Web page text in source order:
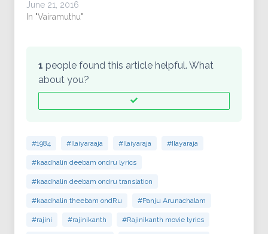
June 21, 2016
In "Vairamuthu"
1 people found this article helpful. What
about you?
#1984 #Ilaiyaraaja #Ilaiyaraja #Ilayaraja
#kaadhalin deebam ondru lyrics
#kaadhalin deebam ondru translation
#kaadhalin theebam ondRu #Panju Arunachalam
#rajini #rajinikanth #Rajinikanth movie lyrics